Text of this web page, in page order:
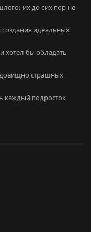
их до сих пор не
идеальных
хотел бы обладать
страшных
каждый подросток